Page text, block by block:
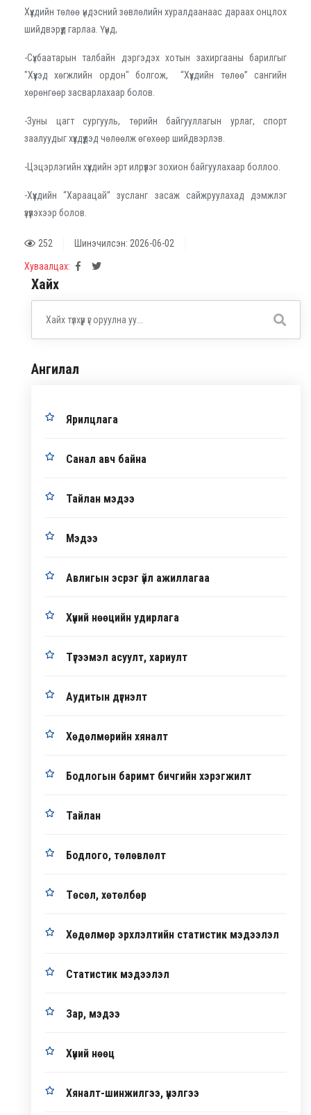
Хүүхдийн төлөө үндэсний зөвлөлийн хуралдаанаас дараах онцлох
шийдвэрүүд гарлаа. Үүнд,
-Сүхбаатарын талбайн дэргэдэх хотын захиргааны барилгыг
"Хүүхэд хөгжлийн ордон" болгож, “Хүүхдийн төлөө” сангийн
хөрөнгөөр засварлахаар болов.
-Зуны цагт сургууль, төрийн байгууллагын урлаг, спорт
заалуудыг хүүхдүүдэд чөлөөлж өгөхөөр шийдвэрлэв.
-Цэцэрлэгийн хүүхдийн эрт илрүүлэг зохион байгуулахаар боллоо.
-Хүүхдийн “Хараацай” зусланг засаж сайжруулахад дэмжлэг
үзүүлэхээр болов.
252 Шинэчилсэн: 2026-06-02
Хуваалцах:
Хайх
Ангилал
Ярилцлага
Санал авч байна
Тайлан мэдээ
Мэдээ
Авлигын эсрэг үйл ажиллагаа
Хүний нөөцийн удирлага
Түгээмэл асуулт, хариулт
Аудитын дүгнэлт
Хөдөлмөрийн хяналт
Бодлогын баримт бичгийн хэрэгжилт
Тайлан
Бодлого, төлөвлөлт
Төсөл, хөтөлбөр
Хөдөлмөр эрхлэлтийн статистик мэдээлэл
Статистик мэдээлэл
Зар, мэдээ
Хүний нөөц
Хяналт-шинжилгээ, үнэлгээ